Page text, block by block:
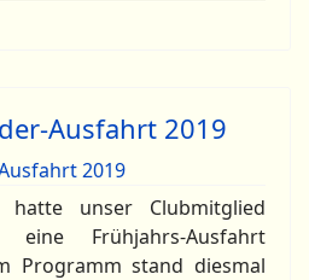
Ausfahrt 2019
unser Clubmitglied
eine Frühjahrs-Ausfahrt
Programm stand diesmal